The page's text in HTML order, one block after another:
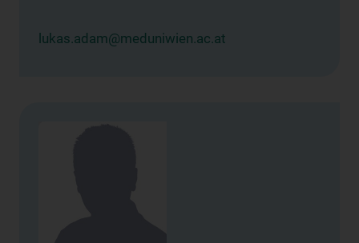
lukas.adam@meduniwien.ac.at